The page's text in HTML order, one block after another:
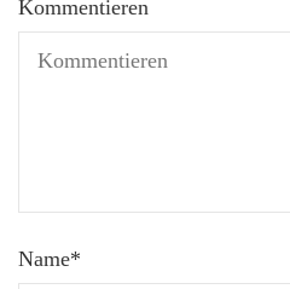
Kommentieren
Name*